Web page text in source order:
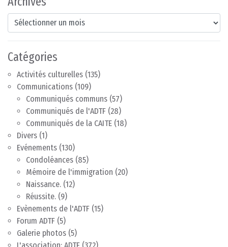
Archives
Catégories
Activités culturelles (135)
Communications (109)
Communiqués communs (57)
Communiqués de l'ADTF (28)
Communiqués de la CAITE (18)
Divers (1)
Evénements (130)
Condoléances (85)
Mémoire de l'immigration (20)
Naissance. (12)
Réussite. (9)
Evènements de l'ADTF (15)
Forum ADTF (5)
Galerie photos (5)